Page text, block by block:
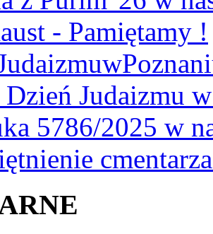
- Pamiętamy !
Judaizmu
5786/2025 w